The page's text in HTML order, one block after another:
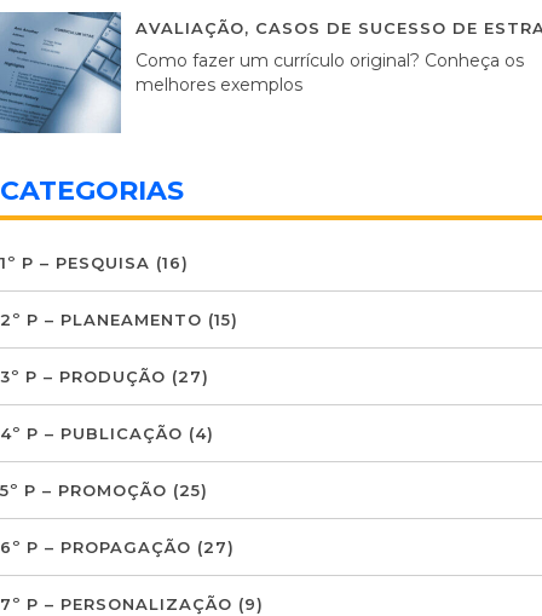
AVALIAÇÃO, CASOS DE SUCESSO DE
Como fazer um currículo original? Conheça os
melhores exemplos
CATEGORIAS
1º P – PESQUISA (16)
2º P – PLANEAMENTO (15)
3º P – PRODUÇÃO (27)
4º P – PUBLICAÇÃO (4)
5º P – PROMOÇÃO (25)
6º P – PROPAGAÇÃO (27)
7º P – PERSONALIZAÇÃO (9)